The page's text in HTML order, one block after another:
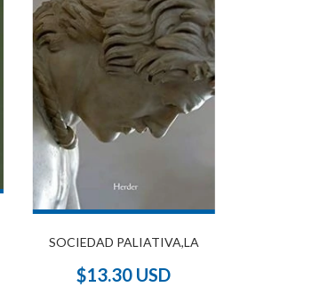
SOCIEDAD PALIATIVA,LA
$13.30 USD